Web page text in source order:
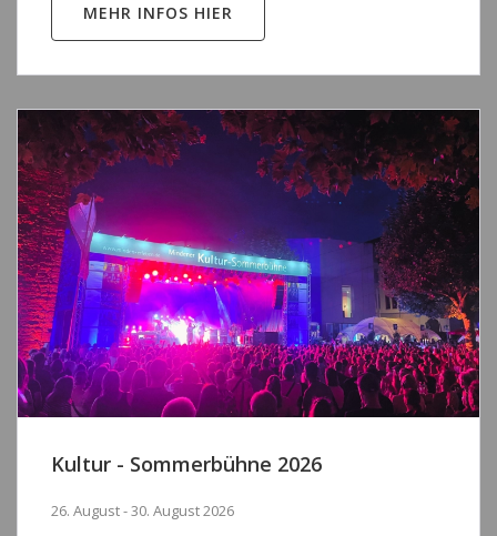
MEHR INFOS HIER
Kultur - Sommerbühne 2026
26. August - 30. August 2026